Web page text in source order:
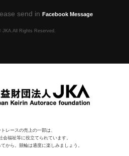
send in Facebook Message
JKA.All Rights Reserved.
レースの売上の一部は、
会福祉等に役⽴てられています。
から。競輪は適度に楽しみましょう。